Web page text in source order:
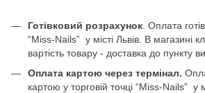
Готівковий розрахунок . Оплата
“Miss-Nails” у місті Львів. В магазині
вартість товару - доставка до пункту
Оплата картою через термінал.
картою у торговій точці “Miss-Nails” у